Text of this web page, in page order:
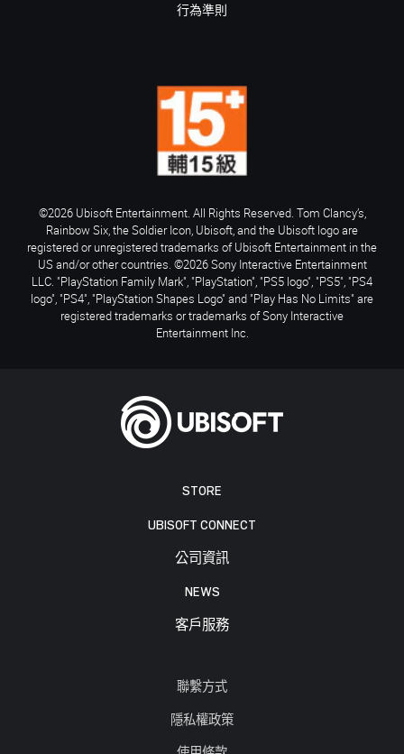
STORE
UBISOFT CONNECT
公司資訊
NEWS
客戶服務
聯繫方式
隱私權政策
行為準則
©2026 Ubisoft Entertainment. All Rights Reserved. Tom Clancy’s,
Rainbow Six, the Soldier Icon, Ubisoft, and the Ubisoft logo are
registered or unregistered trademarks of Ubisoft Entertainment in the
US and/or other countries. ©2026 Sony Interactive Entertainment
LLC. "PlayStation Family Mark", "PlayStation", "PS5 logo", "PS5", "PS4
logo", "PS4", "PlayStation Shapes Logo" and "Play Has No Limits" are
registered trademarks or trademarks of Sony Interactive
Entertainment Inc.